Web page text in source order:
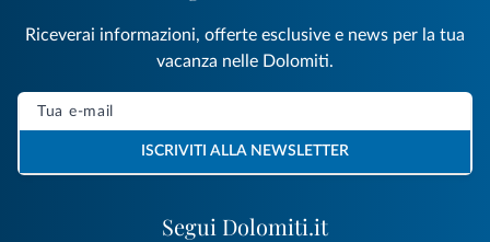
Segui Dolomiti.it
Riceverai informazioni, offerte esclusive e news per la tua
vacanza nelle Dolomiti.
ISCRIVITI ALLA NEWSLETTER